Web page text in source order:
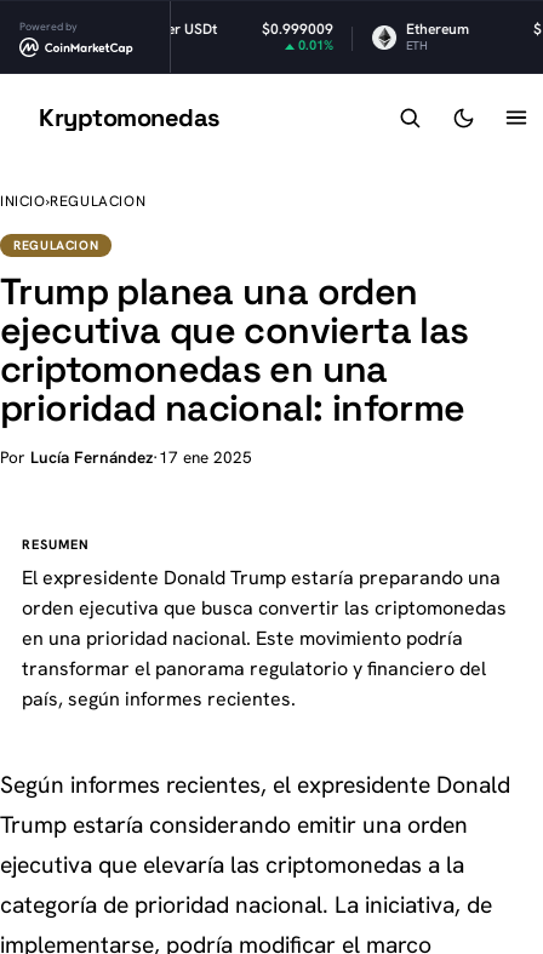
Powered by $0.999009
USDT
Ethereum $1,901.78
Kryptomonedas
INICIO›REGULACION
REGULACION
Trump planea una orden
ejecutiva que convierta las
criptomonedas en una
prioridad nacional: informe
Por Lucía Fernández·17 ene 2025
RESUMEN
El expresidente Donald Trump estaría preparando una
orden ejecutiva que busca convertir las criptomonedas
en una prioridad nacional. Este movimiento podría
transformar el panorama regulatorio y financiero del
país, según informes recientes.
Según informes recientes, el expresidente Donald
Trump estaría considerando emitir una orden
ejecutiva que elevaría las criptomonedas a la
categoría de prioridad nacional. La iniciativa, de
implementarse, podría modificar el marco